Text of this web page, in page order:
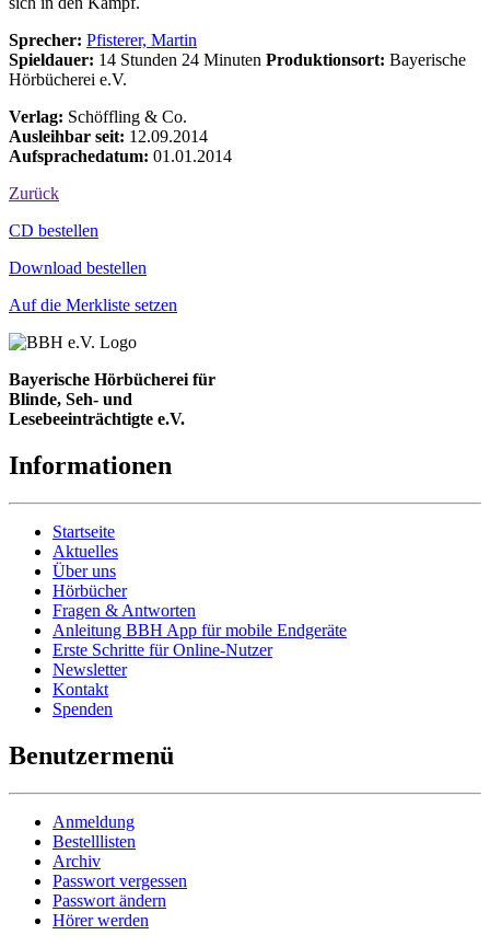
Sprecher: Pfisterer, Martin
Spieldauer: 14 Stunden 24 Minuten Produktionsort: Bayerische
Hörbücherei e.V.
Verlag: Schöffling & Co.
Ausleihbar seit: 12.09.2014
Aufsprachedatum: 01.01.2014
Zurück
Bestell-Aktionen
CD bestellen
Download bestellen
Auf die Merkliste setzen
Bayerische Hörbücherei für
Blinde, Seh- und
Lesebeeinträchtigte e.V.
Informationen
Startseite
Aktuelles
Über uns
Hörbücher
Fragen & Antworten
Anleitung BBH App für mobile Endgeräte
Erste Schritte für Online-Nutzer
Newsletter
Kontakt
Spenden
Benutzermenü
Anmeldung
Bestelllisten
Archiv
Passwort vergessen
Passwort ändern
Hörer werden